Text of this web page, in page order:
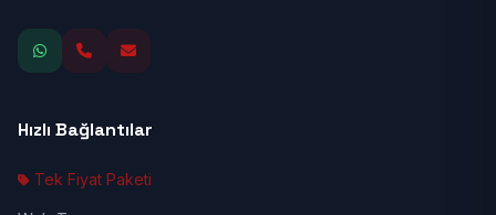
Hızlı Bağlantılar
Tek Fiyat Paketi